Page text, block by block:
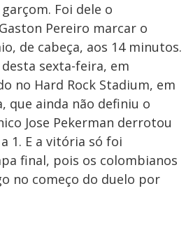
Foi dele o
Pereiro marcar o
de cabeça, aos 14 minutos.
sexta-feira, em
no Hard Rock Stadium, em
que ainda não definiu o
Jose Pekerman derrotou
1. E a vitória só foi
final, pois os colombianos
no começo do duelo por